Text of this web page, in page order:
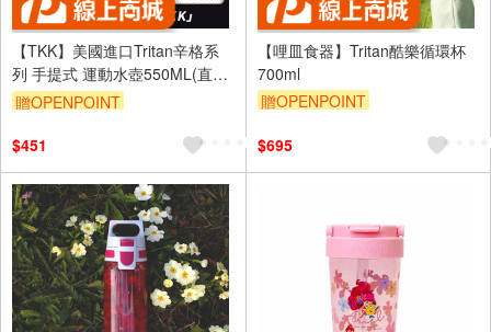
【TKK】美國進口Tritan辛格系
列 手提式 運動水壺550ML(直飲
口設計)-任選色
贈OPENPOINT
$451
【哩皿食器】Tritan酷樂循環杯
700ml
贈OPENPOINT
$695